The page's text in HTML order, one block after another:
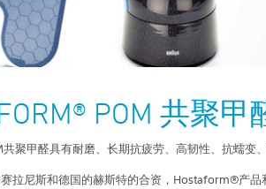
POM 共聚甲
聚甲醛具有耐磨、长期抗疲劳、高韧性、抗蠕变
拉尼斯和德国的赫斯特的合资，Hostaform®产